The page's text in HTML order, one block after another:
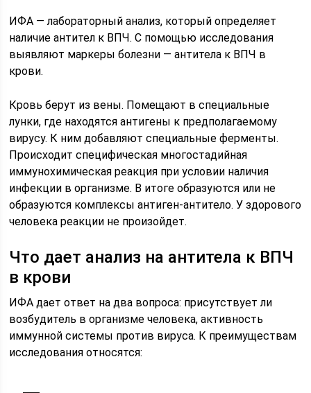
ИФА — лабораторный анализ, который определяет
наличие антител к ВПЧ. С помощью исследования
выявляют маркеры болезни — антитела к ВПЧ в
крови.
Кровь берут из вены. Помещают в специальные
лунки, где находятся антигены к предполагаемому
вирусу. К ним добавляют специальные ферменты.
Происходит специфическая многостадийная
иммунохимическая реакция при условии наличия
инфекции в организме. В итоге образуются или не
образуются комплексы антиген-антитело. У здорового
человека реакции не произойдет.
Что дает анализ на антитела к ВПЧ
в крови
ИФА дает ответ на два вопроса: присутствует ли
возбудитель в организме человека, активность
иммунной системы против вируса. К преимуществам
исследования относятся: